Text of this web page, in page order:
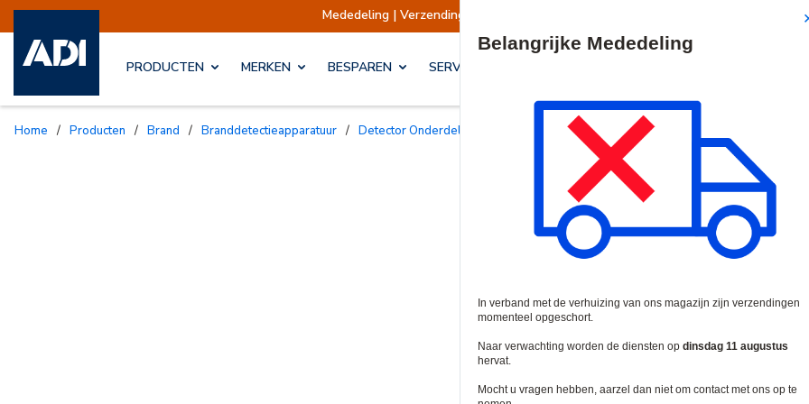
Mededeling | Verzendingen opgeschort Verzendingen worden op
PRODUCTEN MERKEN BESPAREN SERVICES & OPLOSSINGEN
Home / Producten / Brand / Branddetectieapparatuur / Detector Onderdelen & Accessoires